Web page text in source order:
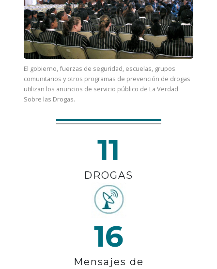
El gobierno, fuerzas de seguridad, escuelas, grupos
comunitarios y otros programas de prevención de drogas
utilizan los anuncios de servicio público de La Verdad
Sobre las Drogas.
11
DROGAS
16
Mensajes de